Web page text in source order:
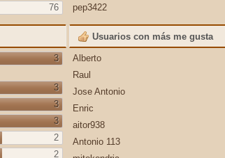
76
pep3422
3
3
3
3
2
2
Usuarios con más me gusta
Alberto
Raul
Jose Antonio
Enric
aitor938
Antonio 113